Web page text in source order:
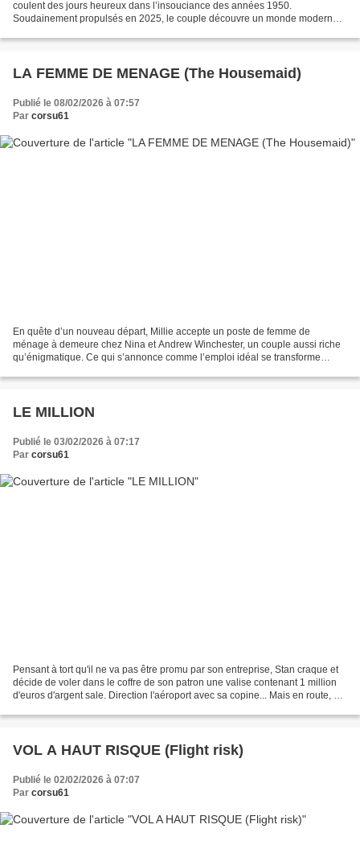
coulent des jours heureux dans l’insouciance des années 1950.
Soudainement propulsés en 2025, le couple découvre un monde moderne à
LA FEMME DE MENAGE (The Housemaid)
Publié le 08/02/2026 à 07:57
Par corsu61
En quête d’un nouveau départ, Millie accepte un poste de femme de
ménage à demeure chez Nina et Andrew Winchester, un couple aussi riche
qu’énigmatique. Ce qui s’annonce comme l’emploi idéal se transforme
LE MILLION
Publié le 03/02/2026 à 07:17
Par corsu61
Pensant à tort qu'il ne va pas être promu par son entreprise, Stan craque et
décide de voler dans le coffre de son patron une valise contenant 1 million
d'euros d'argent sale. Direction l'aéroport avec sa copine... Mais en route, un
VOL A HAUT RISQUE (Flight risk)
Publié le 02/02/2026 à 07:07
Par corsu61